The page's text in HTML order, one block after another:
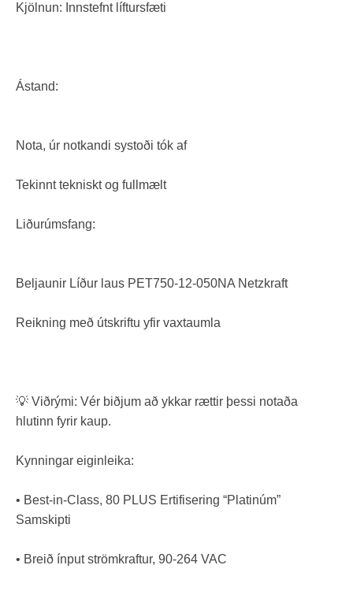
Kjölnun: Innstefnt líftursfæti
Ástand:
Nota, úr notkandi systoði tók af
Tekinnt tekniskt og fullmælt
Liðurúmsfang:
Beljaunir Líður laus PET750-12-050NA Netzkraft
Reikning með útskriftu yfir vaxtaumla
💡 Viðrými: Vér biðjum að ykkar rættir þessi notaða
hlutinn fyrir kaup.
Kynningar eiginleika:
• Best-in-Class, 80 PLUS Ertifisering “Platinúm”
Samskipti
• Breið ínput strömkraftur, 90-264 VAC